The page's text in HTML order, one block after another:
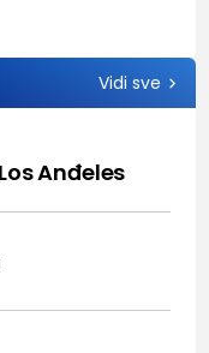
Vidi sve
Anđeles